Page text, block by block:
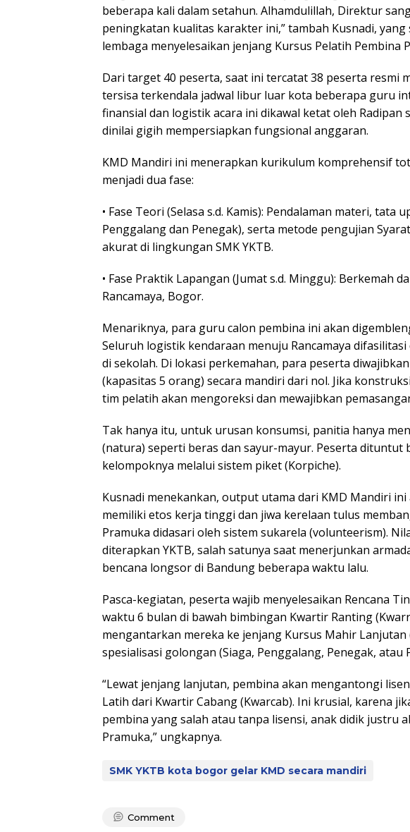
beberapa kali dalam setahun. Alhamdulillah, Direktur
peningkatan kualitas karakter ini,” tambah Kusnadi,
lembaga menyelesaikan jenjang Kursus Pelatih Pembina
Dari target 40 peserta, saat ini tercatat 38 peserta resmi
tersisa terkendala jadwal libur luar kota beberapa guru
finansial dan logistik acara ini dikawal ketat oleh Radipan
dinilai gigih mempersiapkan fungsional anggaran.
KMD Mandiri ini menerapkan kurikulum komprehensif
menjadi dua fase:
• Fase Teori (Selasa s.d. Kamis): Pendalaman materi, tata
Penggalang dan Penegak), serta metode pengujian
akurat di lingkungan SMK YKTB.
• Fase Praktik Lapangan (Jumat s.d. Minggu): Berkemah
Rancamaya, Bogor.
Menariknya, para guru calon pembina ini akan
Seluruh logistik kendaraan menuju Rancamaya
di sekolah. Di lokasi perkemahan, para peserta
(kapasitas 5 orang) secara mandiri dari nol. Jika
tim pelatih akan mengoreksi dan mewajibkan
Tak hanya itu, untuk urusan konsumsi, panitia hanya
(natura) seperti beras dan sayur-mayur. Peserta dituntut
kelompoknya melalui sistem piket (Korpiche).
Kusnadi menekankan, output utama dari KMD Mandiri
memiliki etos kerja tinggi dan jiwa kerelaan tulus
Pramuka didasari oleh sistem sukarela (volunteerism).
diterapkan YKTB, salah satunya saat menerjunkan
bencana longsor di Bandung beberapa waktu lalu.
Pasca-kegiatan, peserta wajib menyelesaikan Rencana
waktu 6 bulan di bawah bimbingan Kwartir Ranting
mengantarkan mereka ke jenjang Kursus Mahir
spesialisasi golongan (Siaga, Penggalang, Penegak, atau
“Lewat jenjang lanjutan, pembina akan mengantongi
Latih dari Kwartir Cabang (Kwarcab). Ini krusial, karena
pembina yang salah atau tanpa lisensi, anak didik justru
Pramuka,” ungkapnya.
SMK YKTB kota bogor gelar KMD secara mandiri
Comment